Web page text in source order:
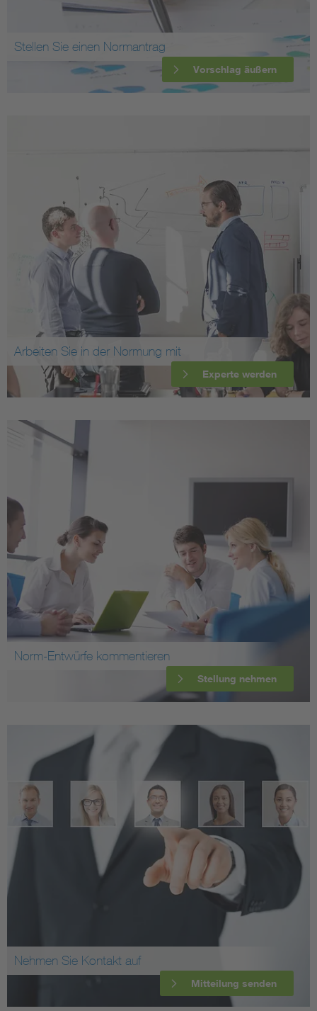
Stellen Sie einen Normantrag
Vorschlag äußern
Arbeiten Sie in der Normung mit
Experte werden
Norm-Entwürfe kommentieren
Stellung nehmen
Nehmen Sie Kontakt auf
Mitteilung senden